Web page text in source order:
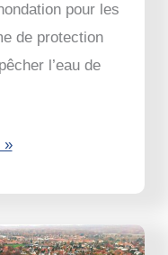
pour les
de protection
l’eau de
»